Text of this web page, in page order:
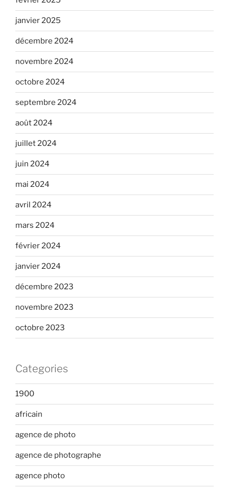
janvier 2025
décembre 2024
novembre 2024
octobre 2024
septembre 2024
août 2024
juillet 2024
juin 2024
mai 2024
avril 2024
mars 2024
février 2024
janvier 2024
décembre 2023
novembre 2023
octobre 2023
Categories
1900
africain
agence de photo
agence de photographe
agence photo